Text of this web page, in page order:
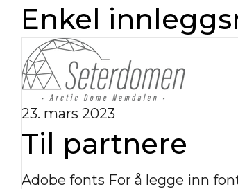
Enkel
23. mars 2023
Til partnere
Adobe fonts For å legge inn